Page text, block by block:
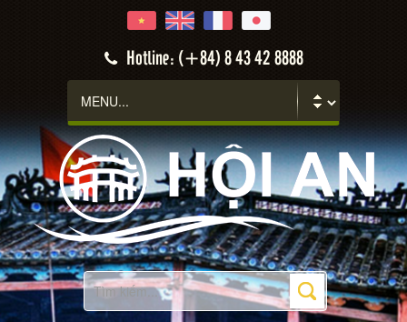
Hotline: (+84) 8 43 42 8888